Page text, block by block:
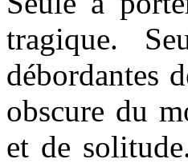
tragique.
débordantes
obscure du
et de